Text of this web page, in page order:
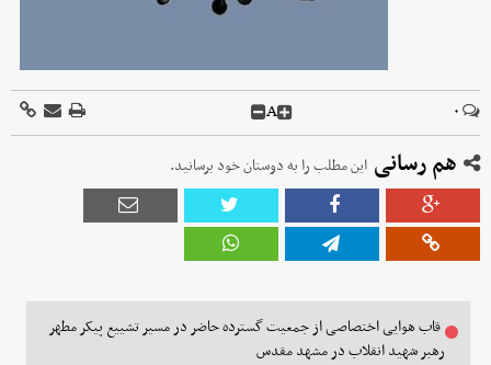
۰ A
هم رسانی این مطلب را به دوستان خود برسانید.
قاب هوایی اختصاصی از جمعیت گسترده حاضر در مسیر تشییع پیکر مطهر
رهبر شهید انقلاب در مشهد مقدس